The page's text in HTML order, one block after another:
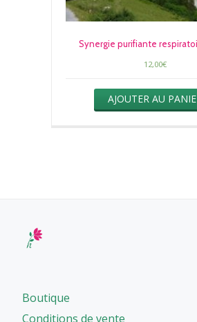
Synergie purifiante
12,00€
AJOUTER AU
Boutique
Conditions de vente